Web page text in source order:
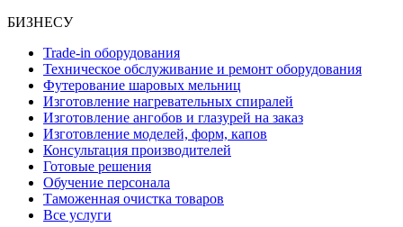
БИЗНЕСУ
Trade-in оборудования
Техническое обслуживание и ремонт оборудования
Футерование шаровых мельниц
Изготовление нагревательных спиралей
Изготовление ангобов и глазурей на заказ
Изготовление моделей, форм, капов
Консультация производителей
Готовые решения
Обучение персонала
Таможенная очистка товаров
Все услуги